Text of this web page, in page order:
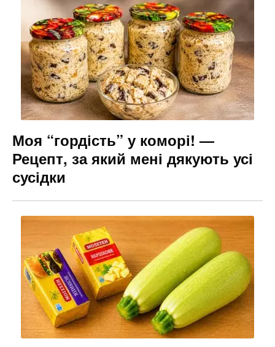
Моя “гордість” у коморі! —
Рецепт, за який мені дякують усі
сусідки